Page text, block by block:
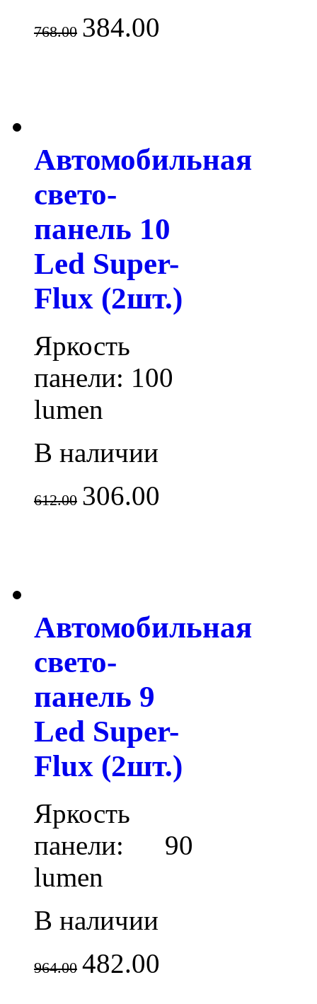
768.00 384.00
Автомобильная
свето-
панель 10
Led Super-
Flux (2шт.)
Яркость
панели: 100
lumen
В наличии
612.00 306.00
Автомобильная
свето-
панель 9
Led Super-
Flux (2шт.)
Яркость
панели: 90
lumen
В наличии
964.00 482.00